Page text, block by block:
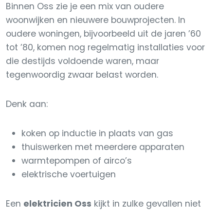
Binnen Oss zie je een mix van oudere
woonwijken en nieuwere bouwprojecten. In
oudere woningen, bijvoorbeeld uit de jaren ’60
tot ’80, komen nog regelmatig installaties voor
die destijds voldoende waren, maar
tegenwoordig zwaar belast worden.
Denk aan:
koken op inductie in plaats van gas
thuiswerken met meerdere apparaten
warmtepompen of airco’s
elektrische voertuigen
Een elektricien Oss kijkt in zulke gevallen niet